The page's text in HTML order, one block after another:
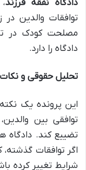
دادگاه نفقه فرزند
توافقات والدین
مصلحت کودک در
دادگاه را دارد.
تحلیل حقوقی و
این پرونده یک
توافقی بین
تضییع کند. دادگاه
اگر توافقات گذشته،
شرایط تغییر کرده